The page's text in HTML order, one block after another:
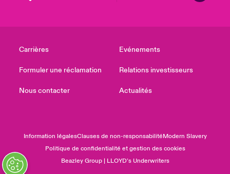
Carrières
Formuler une réclamation
Nous contacter
Evénements
Relations investisseurs
Actualités
Information légalesClauses de non-responsabilitéModern Slavery
Politique de confidentialité et gestion des cookies
Beazley Group | LLOYD’s Underwriters